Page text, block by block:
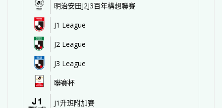
明治安田J2J3百年構想聯賽
J1 League
J2 League
J3 League
聯賽杯
J1升班附加賽